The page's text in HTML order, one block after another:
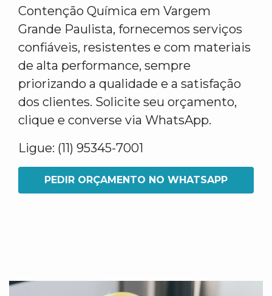
Contenção Química em Vargem
Grande Paulista, fornecemos serviços
confiáveis, resistentes e com materiais
de alta performance, sempre
priorizando a qualidade e a satisfação
dos clientes. Solicite seu orçamento,
clique e converse via WhatsApp.
Ligue: (11) 95345-7001
PEDIR ORÇAMENTO NO WHATSAPP